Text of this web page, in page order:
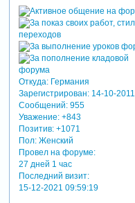
Откуда:Германия
Зарегистрирован: 14-10-2011
Сообщений:955
Уважение: +843
Позитив: +1071
Пол:Женский
Провел на форуме:
27 дней 1 час
Последний визит:
15-12-2021 09:59:19